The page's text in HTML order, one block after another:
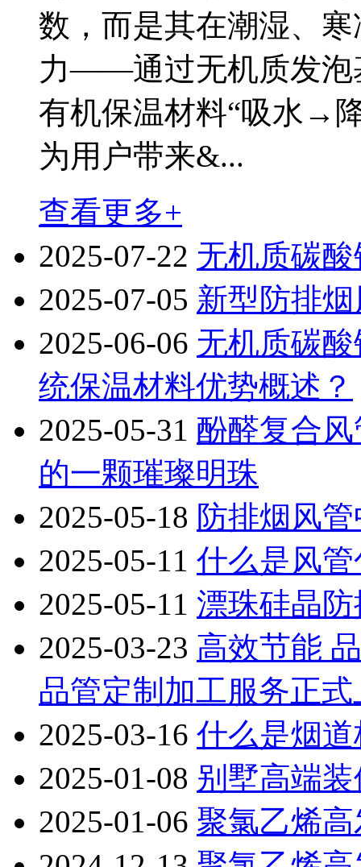
数，而是其在潮湿、
力——通过无机质发泡
有机保温材料“吸水→
为用户带来&...
查看更多+
2025-07-22 无机质碳
2025-07-05 新型防排
2025-06-06 无机质碳
统保温材料优势概述？
2025-05-31 酚醛复合
的一颗璀璨明珠
2025-05-18 防排烟风
2025-05-11 什么是风
2025-05-11 漂珠硅晶
2025-03-23 高效节能
品管定制加工服务正式
2025-03-16 什么是烟
2025-01-08 别墅高端
2025-01-06 聚氯乙烯